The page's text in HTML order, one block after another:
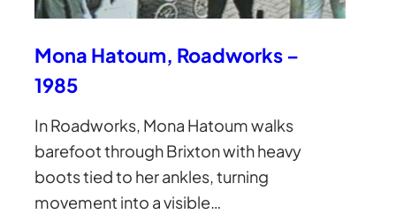
Mona Hatoum, Roadworks –
1985
In Roadworks, Mona Hatoum walks
barefoot through Brixton with heavy
boots tied to her ankles, turning
movement into a visible…